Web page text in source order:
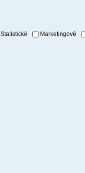
Statistické Marketingové